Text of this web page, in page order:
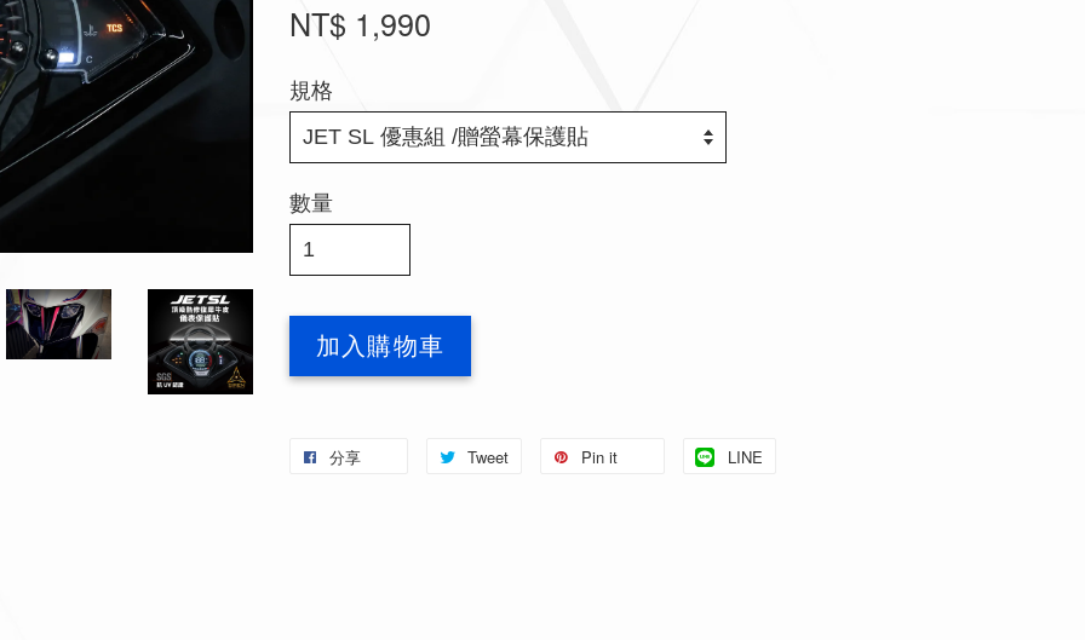
NT$ 1,990
規格
數量
加入購物車
分享 Tweet Pin it LINE